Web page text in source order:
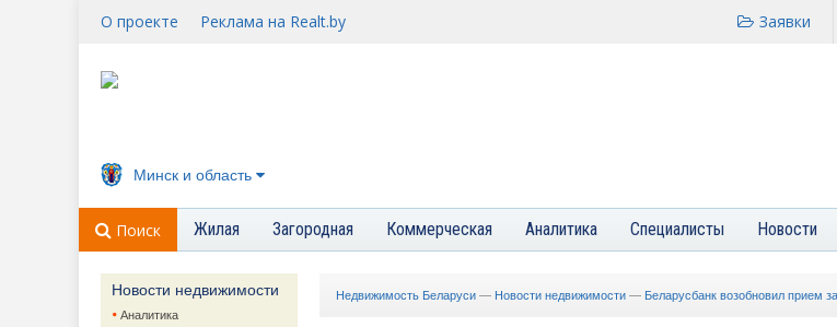
О проекте Реклама на Realt.by Заявки
Минск и область
Поиск Жилая Загородная Коммерческая Аналитика Специалисты Новости
Новости недвижимости
Аналитика
Недвижимость Беларуси — Новости недвижимости — Беларусбанк возобновил прием